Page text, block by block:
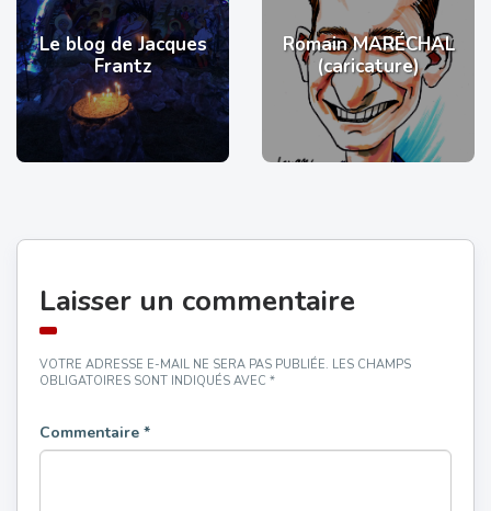
Le blog de Jacques
Frantz
Romain MARÉCHAL
(caricature)
Laisser un commentaire
VOTRE ADRESSE E-MAIL NE SERA PAS PUBLIÉE. LES CHAMPS
OBLIGATOIRES SONT INDIQUÉS AVEC *
Commentaire *